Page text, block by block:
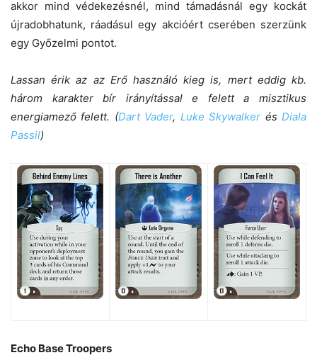
akkor mind védekezésnél, mind támadásnál egy kockát
újradobhatunk, ráadásul egy akcióért cserében szerzünk
egy Győzelmi pontot.
Lassan érik az az Erő használó kieg is, mert eddig kb.
három karakter bír irányítással e felett a misztikus
energiamező felett. (Dart Vader, Luke Skywalker ésDiala
Passil)
Echo Base Troopers